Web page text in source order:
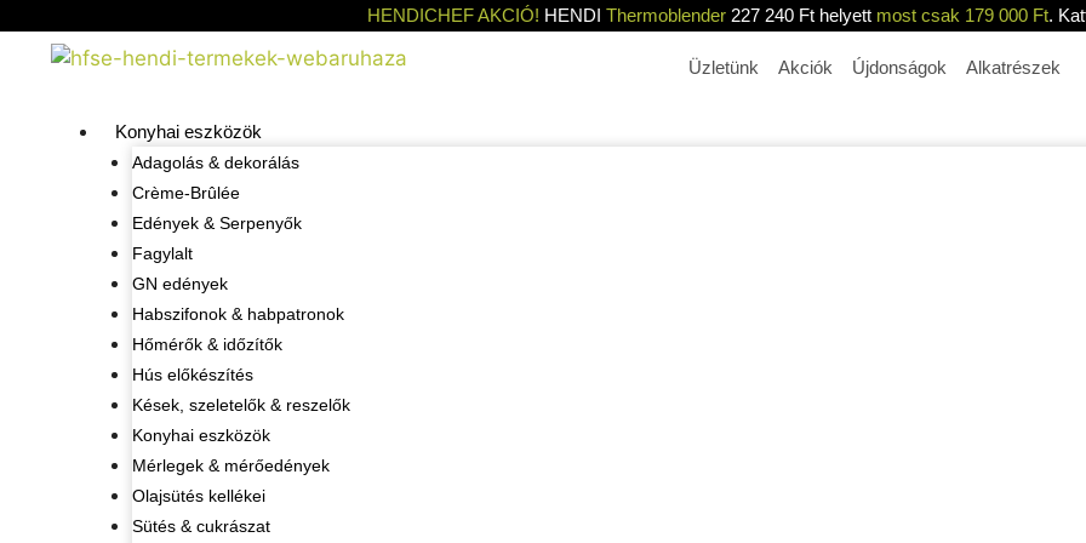
HENDICHEF AKCIÓ! HENDI Thermoblender227 240 Ft helyett most csak 179 000 Ft.
Üzletünk Akciók Újdonságok Alkatrészek
Konyhai eszközök
Adagolás & dekorálás
Crème-Brûlée
Edények & Serpenyők
Fagylalt
GN edények
Habszifonok & habpatronok
Hőmérők & időzítők
Hús előkészítés
Kések, szeletelők & reszelők
Konyhai eszközök
Mérlegek & mérőedények
Olajsütés kellékei
Sütés & cukrászat